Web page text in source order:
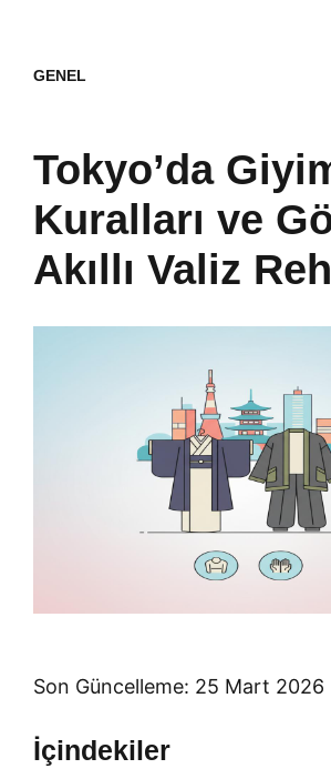
GENEL
Tokyo’da
Kuralları ve
Akıllı Valiz
Son Güncelleme: 25 Mart 2026
İçindekiler